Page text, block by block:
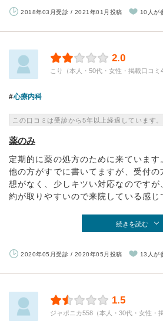
2018年03月受診 / 2021年01月投稿 10人が
2.0
こり（本人・50代・女性・掲載口コミ4
心療内科
この口コミは受診から5年以上経過しています。
薬のみ
定期的に薬の処方のために来ています
他の方がすでに書いてますが、受付の
想がなく、少しキツい対応なのです
約が取りやすいので来院している感じ
続きを読む
2020年05月受診 / 2020年05月投稿 13人が
1.5
ジャポニカ558（本人・30代・女性・